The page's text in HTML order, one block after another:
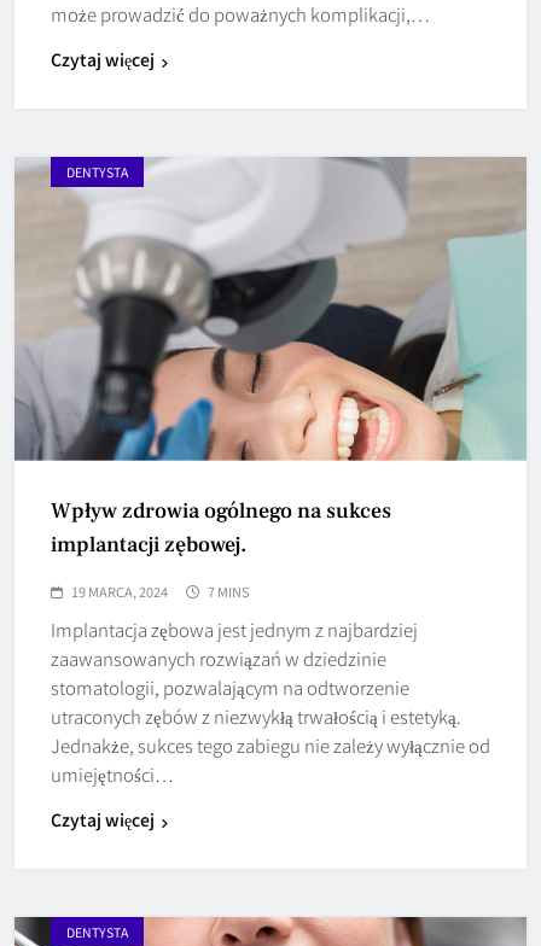
może prowadzić do poważnych komplikacji,…
Czytaj więcej
DENTYSTA
Wpływ zdrowia ogólnego na sukces
implantacji zębowej.
19 MARCA, 2024 7 MINS
Implantacja zębowa jest jednym z najbardziej
zaawansowanych rozwiązań w dziedzinie
stomatologii, pozwalającym na odtworzenie
utraconych zębów z niezwykłą trwałością i estetyką.
Jednakże, sukces tego zabiegu nie zależy wyłącznie od
umiejętności…
Czytaj więcej
DENTYSTA